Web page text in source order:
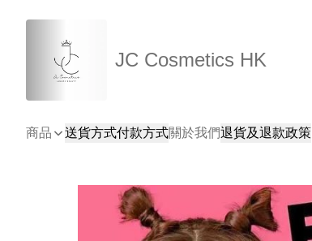
JC Cosmetics HK
商品 送貨方式付款方式關於我們退貨及退款政策